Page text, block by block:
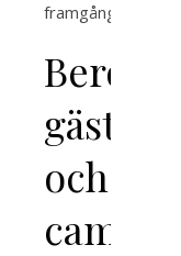
framgång.
Berömda
gäster
och
cameos